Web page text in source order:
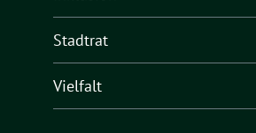
Stadtrat
Vielfalt